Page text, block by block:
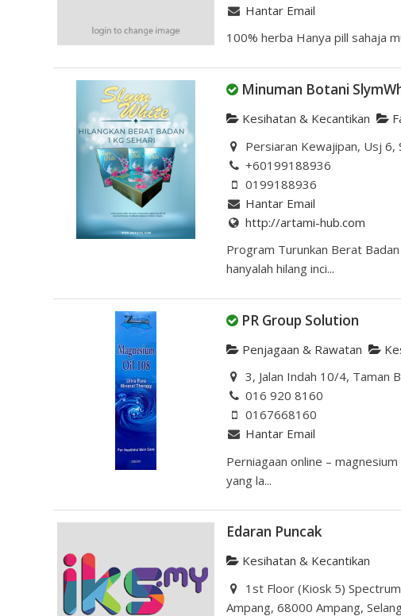
Hantar Email
100% herba Hanya pill sahaja
Minuman Botani
Kesihatan & Kecantikan
Persiaran Kewajipan, Usj 6,
+60199188936
0199188936
Hantar Email
http://artami-hub.com
Program Turunkan Berat
hanyalah hilang inci...
PR Group Solution
Penjagaan & Rawatan
3, Jalan Indah 10/4, Taman
016 920 8160
0167668160
Hantar Email
Perniagaan online –
yang la...
Edaran Puncak
Kesihatan & Kecantikan
1st Floor (Kiosk 5)
Ampang, 68000 Ampang,